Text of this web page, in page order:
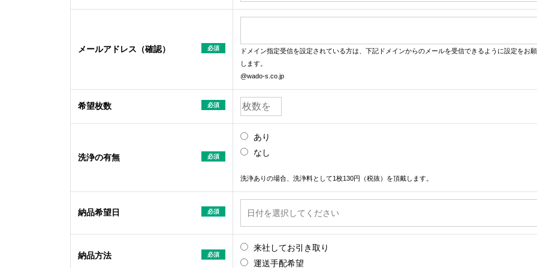
メールアドレス（確認） 必須
ドメイン指定受信を設定されている方は、下記ドメインからのメールを受信できるように設定をお
します。
@wado-s.co.jp
希望枚数 必須
洗浄の有無 必須
あり
なし
洗浄ありの場合、洗浄料として1枚130円（税抜）を頂戴します。
納品希望日 必須
納品方法 必須
来社してお引き取り
運送手配希望